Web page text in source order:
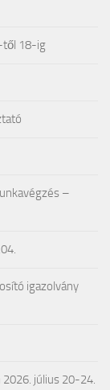
től 18-ig
–
igazolvány
július 20-24.